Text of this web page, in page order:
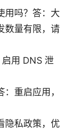
用吗？答：大
数量有限，请
用 DNS 泄
重启应用，
隐私政策，优